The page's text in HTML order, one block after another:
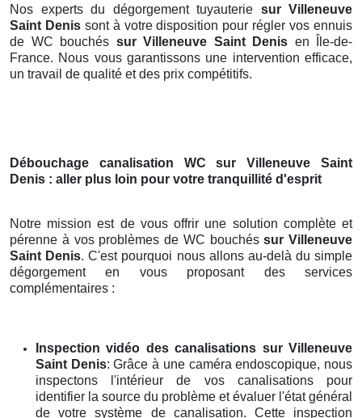
Nos experts du dégorgement tuyauterie sur Villeneuve
Saint Denis sont à votre disposition pour régler vos ennuis
de WC bouchés sur Villeneuve Saint Denis en Île-de-
France. Nous vous garantissons une intervention efficace,
un travail de qualité et des prix compétitifs.
Débouchage canalisation WCsur Villeneuve Saint
Denis : aller plus loin pour votre tranquillité d'esprit
Notre mission est de vous offrir une solution complète et
pérenne à vos problèmes de WC bouchéssur Villeneuve
Saint Denis. C'est pourquoi nous allons au-delà du simple
dégorgement en vous proposant des services
complémentaires :
Inspection vidéo des canalisations sur Villeneuve
Saint Denis: Grâce à une caméra endoscopique, nous
inspectons l'intérieur de vos canalisations pour
identifier la source du problème et évaluer l'état général
de votre système de canalisation. Cette inspection